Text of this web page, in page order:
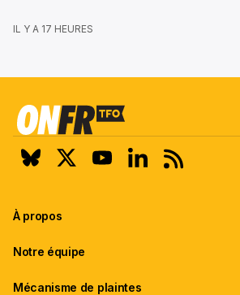
IL Y A 17 HEURES
À propos
Notre équipe
Mécanisme de plaintes